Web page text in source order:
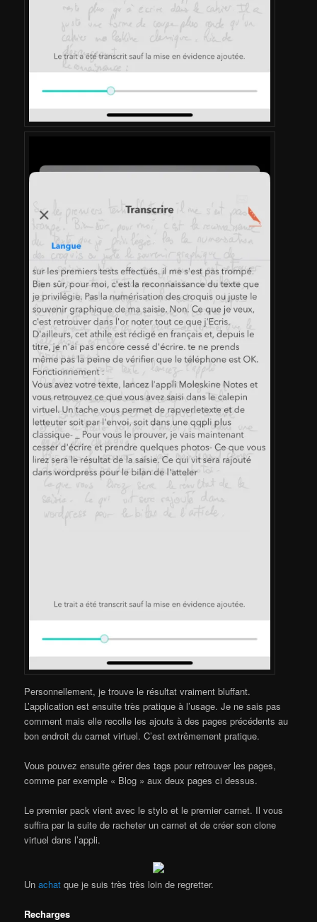
Personnellement, je trouve le résultat vraiment bluffant.
L’application est ensuite très pratique à l’usage. Je ne sais pas
comment mais elle recolle les ajouts à des pages précédents au
bon endroit du carnet virtuel. C’est extrêmement pratique.
Vous pouvez ensuite gérer des tags pour retrouver les pages,
comme par exemple « Blog » aux deux pages ci dessus.
Le premier pack vient avec le stylo et le premier carnet. Il vous
suffira par la suite de racheter un carnet et de créer son clone
virtuel dans l’appli.
Unachat que je suis très très loin de regretter.
Recharges